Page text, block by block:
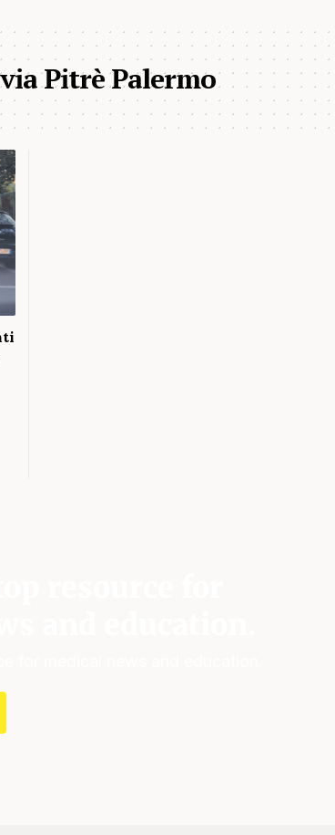
Pitrè Palermo